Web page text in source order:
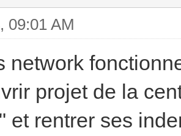
09:01 AM
network
projet de la
et rentrer ses